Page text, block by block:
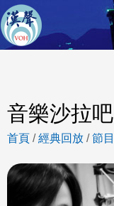
音樂沙拉吧
首頁 /經典回放 /節目